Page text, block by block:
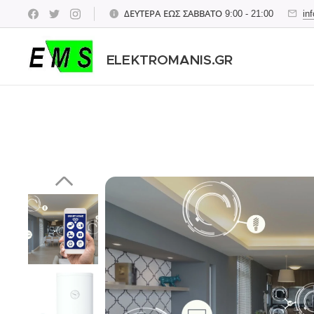
ΔΕΥΤΕΡΑ ΕΩΣ ΣΑΒΒΑΤΟ 9:00 - 21:00
ELEKTROMANIS.GR